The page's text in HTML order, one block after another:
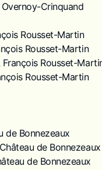
Crinquand
Rousset-Martin
Rousset-Martin
François Rousset-
Rousset-Martin
de Bonnezeaux
de Bonnezeaux
de Bonnezeaux